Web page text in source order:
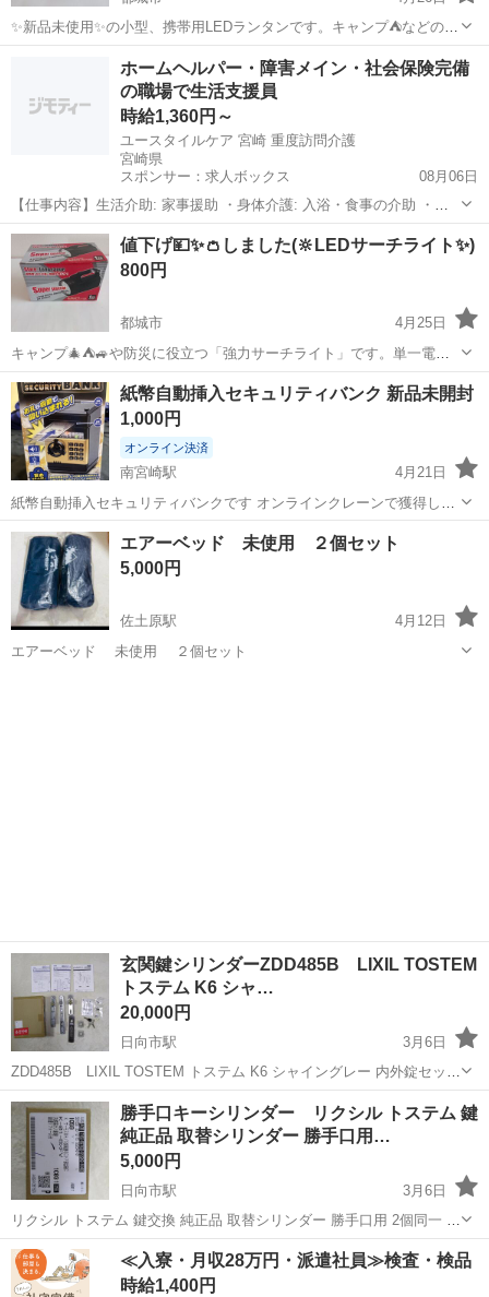
✨新品未使用✨の小型、携帯用LEDランタンです。キャンプ⛺などの野
外照明として、また防災用にいかがでしょうか😌単３電池三本を使用
します🙇⤵ なお、在庫は２個ございます。２個でしたら、１００円引
きの１１００円にいたします。🙇‍♀️
防災、セキュリティ ランタン
ホームヘルパー・障害メイン・社会保険完備
の職場で生活支援員
時給1,360円～
ユースタイルケア 宮崎 重度訪問介護
宮崎県
スポンサー：求人ボックス
08月06日
【仕事内容】生活介助: 家事援助 ・身体介護: 入浴・食事の介助 ・外
出時の同行支援 ・介護記録の記入 ・医療的ケア: たんの吸引、経管栄
養など 従事すべき業務の変更範囲:なし 就業場所の変更範囲・転勤有
無:なし 雇用期間の定めな...
アルバイト・パート
値下げ💴✨👛しました(🔆LEDサーチライト✨)
800円
都城市
4月25日
キャンプ🎄⛺🚙や防災に役立つ「強力サーチライト」です。単一電池
四本を使用し、🔆光は、およそ１km先まで到達(箱の外書き)します🙇⤵
いかがでしょうか😌
宮崎 都城市 防災、セキュリティ サーチライト
紙幣自動挿入セキュリティバンク 新品未開封
1,000円
オンライン決済
南宮崎駅
4月21日
紙幣自動挿入セキュリティバンクです オンラインクレーンで獲得しま
した。 新品未開封、色はシルバーになります。 城ヶ崎付近で平日夜に
お渡しできる方でお願いします！ お値引不可です。
宮崎 宮崎市 防災、セキュリティ 紙幣
エアーベッド 未使用 ２個セット
5,000円
佐土原駅
4月12日
エアーベッド 未使用 ２個セット
玄関鍵シリンダーZDD485B LIXIL TOSTEM
トステム K6 シャ…
20,000円
日向市駅
3月6日
ZDD485B LIXIL TOSTEM トステム K6 シャイングレー 内外錠セット
（DNシリンダー）召合せ外錠:QDJ-321R 召合せ内錠:QDJ-324 戸先
錠:QDJ318 ※依頼品です。 ※中古住宅購入した際に...
宮崎 日向市 日向市駅 防災、セキュリティ シリンダー
勝手口キーシリンダー リクシル トステム 鍵
純正品 取替シリンダー 勝手口用…
5,000円
日向市駅
3月6日
リクシル トステム 鍵交換 純正品 取替シリンダー 勝手口用 2個同一 ド
ア錠セット ユーシンWNシリンダー デュオPG/SG Z-5201-DVAE ※依
頼品です。 ※中古住宅購入した際に、勝手口キーシリンダーアッセ
ン...
宮崎 日向市 日向市駅 防災、セキュリティ シリンダー
≪入寮・月収28万円・派遣社員≫検査・検品
時給1,400円